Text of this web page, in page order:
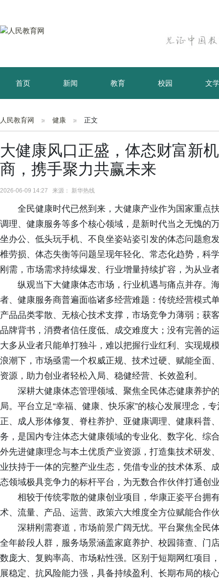
首页 新闻 教育 校园 文
育儿 资讯
人民教育网 健康 正文
大健康风口正盛，体态财富新
商，携手聚力共赢未来
2026-06-09 14:27 来源： 新华热线
全民健康时代已然到来，大健康产业作为国家重点
调理、健康服务等多个核心领域，是新时代当之无愧的
坐办公、低头玩手机、不良坐姿站姿引发的体态问题愈
椎劳损、体态失衡等问题呈现年轻化、常态化趋势，科
刚需，市场需求持续爆发、行业增量持续扩容，为从业
纵观当下大健康体态市场，行业机遇与痛点并存。
者、健康服务商普遍面临诸多经营难题：传统经营模式
产品品类零散、无核心技术支撑，市场竞争力薄弱；获
品牌背书，消费者信任度低、成交难度大；没有完善的
大多从业者只能单打独斗，难以把握行业红利、实现规
浪潮下，市场亟需一个权威正规、技术过硬、赋能全面
资源，助力创业者轻松入局、稳健经营、长效盈利。
深耕大健康体态管理领域、聚焦全民体态健康养护
局。平台立足“幸福、健康、快乐家”的核心发展理念，
正、成人形体修复、脊柱养护、亚健康调理、健康科普
务，是国内专注体态大健康领域的专业化、数字化、综
外先进健康理念与本土优质产业资源，打造集技术研发
业扶持于一体的完整产业生态，凭借专业的技术体系、
态领域极具竞争力的标杆平台，为无数合作伙伴打通创
相较于传统零散的健康创业项目，华康正姿平台拥
术、流量、产品、运营、政策六大维度全方位赋能合作
深耕刚需赛道，市场前景广阔无忧。平台聚焦全民
全年龄段人群，服务场景涵盖家庭养护、校园筛查、门
数庞大、复购率高、市场粘性强。区别于短期网红项目
展稳定、抗风险能力强，具备持续盈利、长期布局的核